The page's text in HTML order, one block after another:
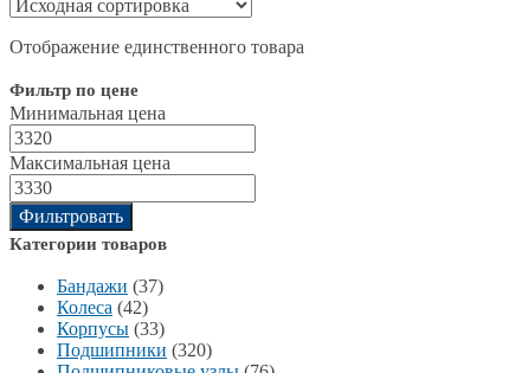
Отображение единственного товара
Фильтр по цене
Минимальная цена
Максимальная цена
Фильтровать
Категории товаров
Бандажи (37)
Колеса (42)
Корпусы (33)
Подшипники (320)